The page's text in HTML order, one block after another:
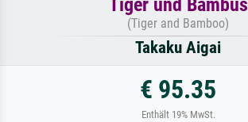
Tiger und Bambus
(Tiger and Bamboo)
Takaku Aigai
€ 95.35
Enthält 19% MwSt.